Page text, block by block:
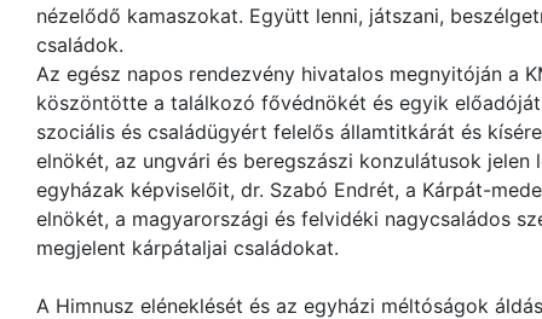
nézelődő kamaszokat. Együtt lenni, játszani,
családok.
Az egész napos rendezvény hivatalos megnyitóján a
köszöntötte a találkozó fővédnökét és egyik
szociális és családügyért felelős államtitkárát és
elnökét, az ungvári és beregszászi konzulátusok
egyházak képviselőit, dr. Szabó Endrét, a Kárpát-
elnökét, a magyarországi és felvidéki nagycsaládos
megjelent kárpátaljai családokat.
A Himnusz eléneklését és az egyházi méltóságok